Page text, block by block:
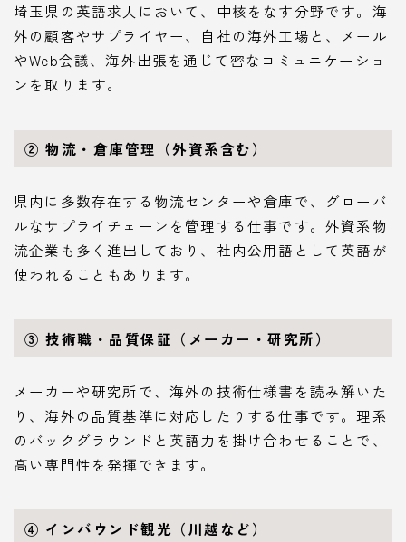
埼玉県の英語求人において、中核をなす分野です。海
外の顧客やサプライヤー、自社の海外工場と、メール
やWeb会議、海外出張を通じて密なコミュニケーショ
ンを取ります。
② 物流・倉庫管理（外資系含む）
県内に多数存在する物流センターや倉庫で、グローバ
ルなサプライチェーンを管理する仕事です。外資系物
流企業も多く進出しており、社内公用語として英語が
使われることもあります。
③ 技術職・品質保証（メーカー・研究所）
メーカーや研究所で、海外の技術仕様書を読み解いた
り、海外の品質基準に対応したりする仕事です。理系
のバックグラウンドと英語力を掛け合わせることで、
高い専門性を発揮できます。
④ インバウンド観光（川越など）